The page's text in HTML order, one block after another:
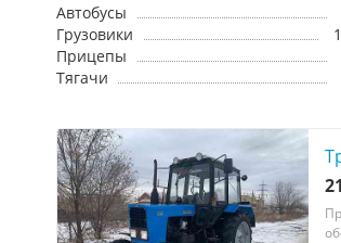
Автобусы
Грузовики
Прицепы
Тягачи